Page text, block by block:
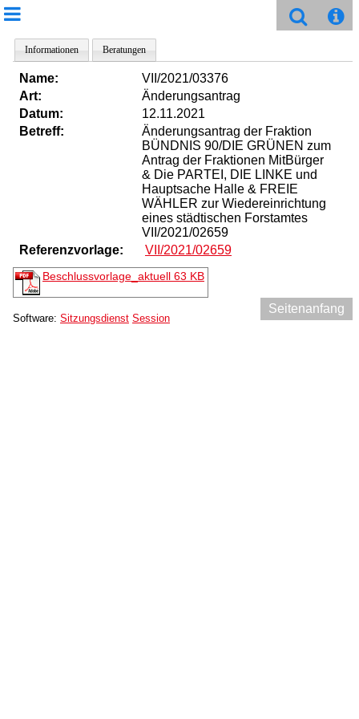
Informationen Beratungen
Name:
VII/2021/03376
Art:
Änderungsantrag
Datum:
12.11.2021
Betreff:
Änderungsantrag der Fraktion
BÜNDNIS 90/DIE GRÜNEN zum
Antrag der Fraktionen MitBürger
& Die PARTEI, DIE LINKE und
Hauptsache Halle & FREIE
WÄHLER zur Wiedereinrichtung
eines städtischen Forstamtes
VII/2021/02659
Referenzvorlage:
VII/2021/02659
Beschlussvorlage_aktuell 63 KB
Seitenanfang
Software: Sitzungsdienst Session